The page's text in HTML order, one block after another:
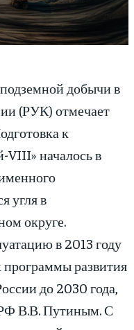
добычи в
(РУК) отмечает
к
VIII» началось в
угля в
округе.
в 2013 году
программы развития
до 2030 года,
В.В. Путиным. С